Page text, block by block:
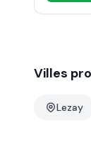
Villes
Lezay